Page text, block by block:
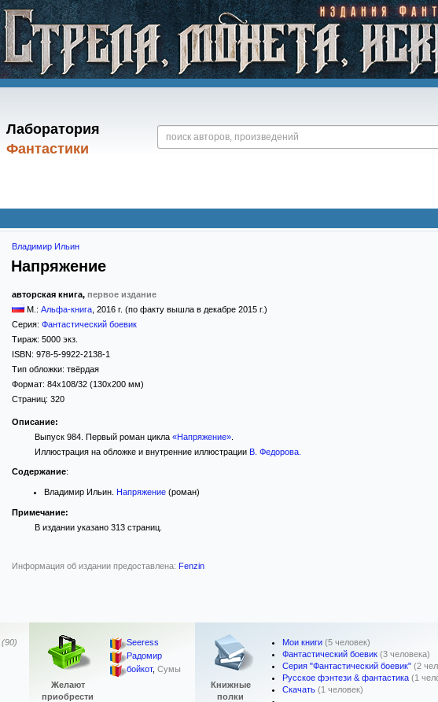
Лаборатория
Фантастики
Владимир Ильин
Напряжение
авторская книга, первое издание
М.: Альфа-книга 2016 г. (по факту вышла в декабре 2015 г.)
Серия: Фантастический боевик
Тираж: 5000 экз.
ISBN: 978-5-9922-2138-1
Тип обложки: твёрдая
Формат: 84x108/32 (130x200 мм)
Страниц: 320
Описание:
Выпуск 984. Первый роман цикла «Напряжение».
Иллюстрация на обложке и внутренние иллюстрации В. Федорова.
Содержание:
Владимир Ильин. Напряжение (роман)
Примечание:
В издании указано 313 страниц.
Информация об издании предоставлена: Fenzin
(90)
Желают
приобрести
Seeress
Радомир
бойкот, Сумы
Книжные
полки
Мои книги (5 человек)
Фантастический боевик (3 человека)
Серия "Фантастический боевик" (2
Русское фэнтези & фантастика (1
Скачать (1 человек)